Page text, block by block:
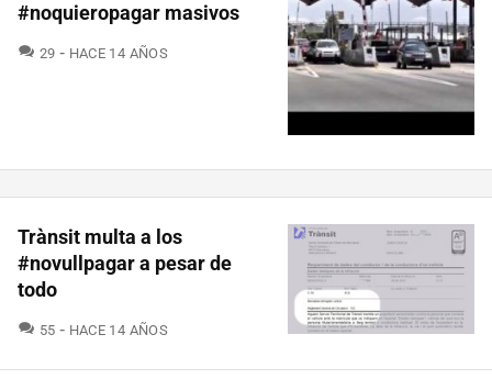
#noquieropagar masivos
29 COMENTARIOS
HACE 14 AÑOS
Trànsit multa a los
#novullpagar a pesar de
todo
55 COMENTARIOS
HACE 14 AÑOS